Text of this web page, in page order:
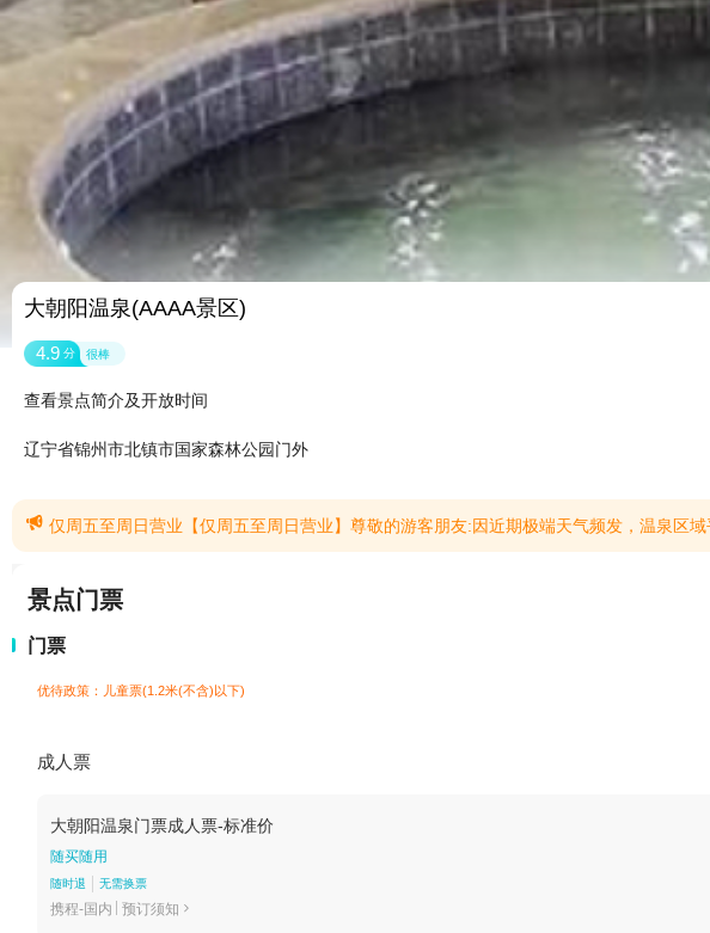
大朝阳温泉(AAAA景区)
4.9 分 很棒
查看景点简介及开放时间
辽宁省锦州市北镇市国家森林公园门外
 仅周五至周日营业【仅周五至周日营业】尊敬的游客朋友:因近期极端天气频发，温泉区域平日客流量较少，为合理节约能源，优化运营保障，大朝阳温泉区调整运营时间，具体安排如下:正常营业:
景点门票
门票
优待政策：儿童票(1.2米(不含)以下)
成人票
大朝阳温泉门票成人票-标准价
随买随用
随时退 无需换票
携程-国内 预订须知 